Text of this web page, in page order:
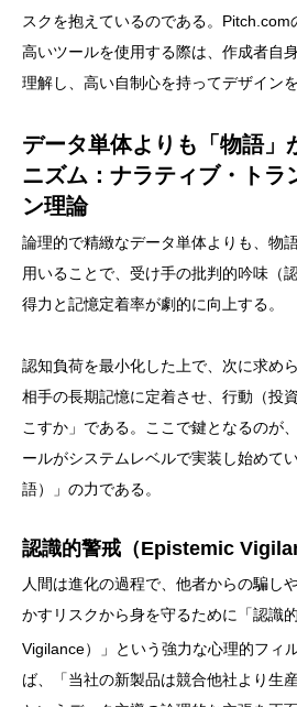
スクを抱えているのである。Pitch.com
高いツールを使用する際は、作成者自
理解し、高い自制心を持ってデザイン
データ単体よりも「物語」
ニズム：ナラティブ・トラ
ン理論
論理的で精緻なデータ単体よりも、物
用いることで、受け手の批判的吟味（
得力と記憶定着率が劇的に向上する。
認知負荷を最小化した上で、次に求め
相手の長期記憶に定着させ、行動（投
こすか」である。ここで鍵となるのが
ールがシステムレベルで実装し始めて
語）」の力である。
認識的警戒（Epistemic
人間は進化の過程で、他者からの騙し
かすリスクから身を守るために「認識
Vigilance）」という強力な心理的フィ
ば、「当社の新製品は競合他社より生